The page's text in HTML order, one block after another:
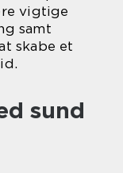
vigtige
samt
skabe et
sund